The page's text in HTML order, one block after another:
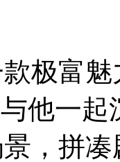
极富魅
他一
，拼